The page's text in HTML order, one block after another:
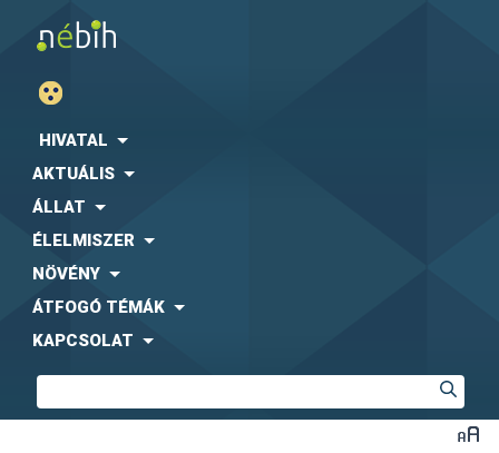
HIVATAL
AKTUÁLIS
ÁLLAT
ÉLELMISZER
NÖVÉNY
ÁTFOGÓ TÉMÁK
KAPCSOLAT